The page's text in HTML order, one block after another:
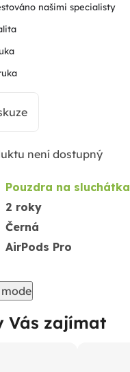
našimi specialisty
není dostupný
Pouzdra na sluchátka
2 roky
Černá
AirPods Pro
Vás zajímat